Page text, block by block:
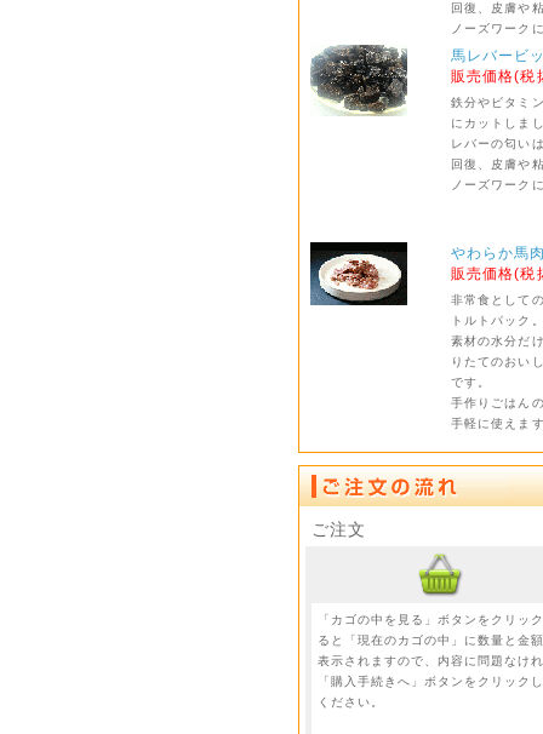
回復、皮膚や
ノーズワーク
馬レバー
販売価格(
鉄分やビタミ
にカットしま
レバーの匂い
回復、皮膚や
ノーズワーク
やわらか馬
販売価格(
非常食として
トルトパック
素材の水分だ
りたてのおい
です。
手作りごはん
手軽に使えま
ご注文
「カゴの中を見る」ボタンをクリッ
ると「現在のカゴの中」に数量と金
表示されますので、内容に問題なけ
「購入手続きへ」ボタンをクリック
ください。